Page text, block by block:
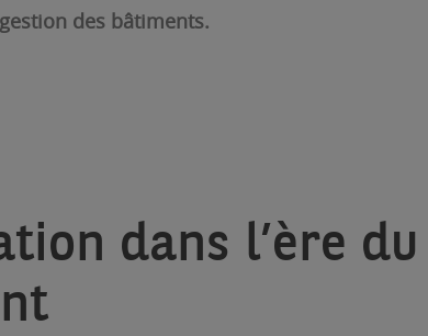
des bâtiments.
dans l’ère